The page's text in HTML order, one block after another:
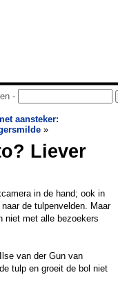
-
aansteker:
»
Liever
in de hand; ook in
de tulpenvelden. Maar
niet met alle bezoekers
van der Gun van
tulp en groeit de bol niet